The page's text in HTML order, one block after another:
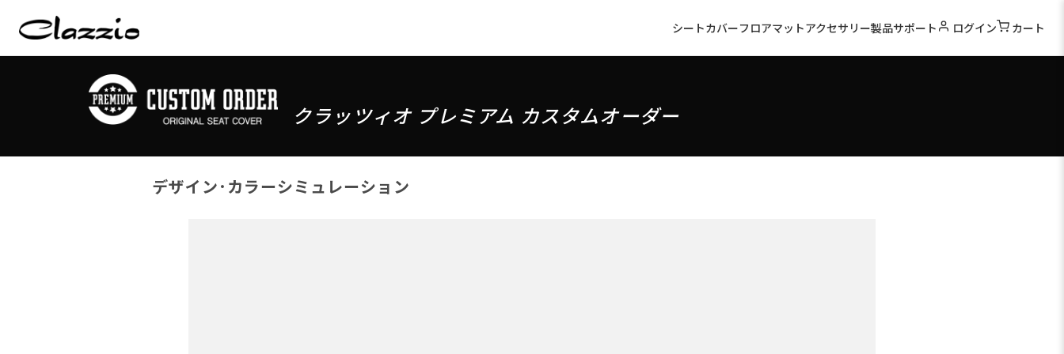
シートカバーフロアマットアクセサリー製品サポート ログイン カート
クラッツィオ プレミアム カスタムオーダー
デザイン･カラーシミュレーション